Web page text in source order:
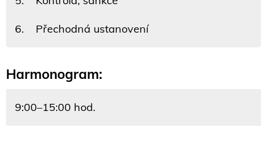
6. Přechodná ustanovení
Harmonogram:
9:00–15:00 hod.